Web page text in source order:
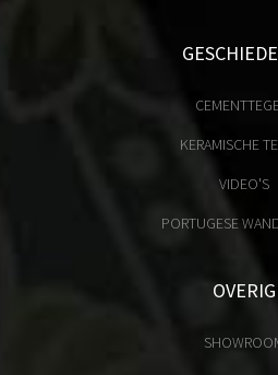
KERAMISCHE
VIDEO'S
PORTUGESE
OVERIG